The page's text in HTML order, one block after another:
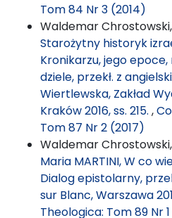
Tom 84 Nr 3 (2014)
Waldemar Chrostowski,
Starożytny historyk
Kronikarzu, jego epoce,
dziele, przekł. z
Wiertlewska, Zakład
Kraków 2016, ss. 215. ,
Tom 87 Nr 2 (2017)
Waldemar Chrostowski,
Maria MARTINI, W co
Dialog epistolarny,
sur Blanc, Warszawa
Theologica: Tom 89 Nr